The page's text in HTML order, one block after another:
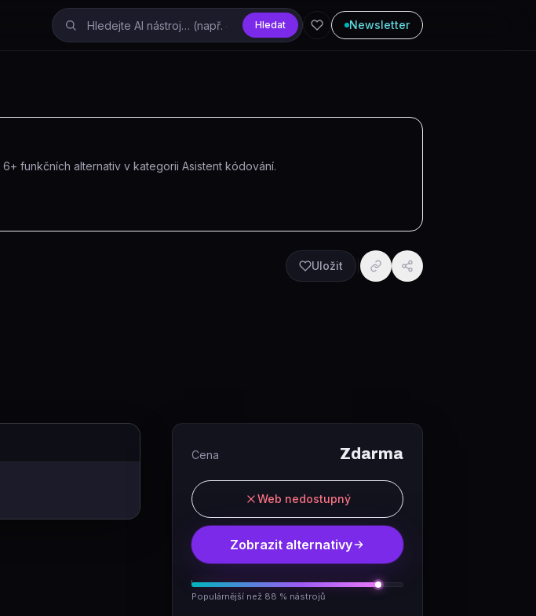
Hledat Newsletter
6+ funkčních alternativ v kategorii Asistent kódování.
Uložit
Cena Zdarma
Web nedostupný
Zobrazit alternativy
Populárnější než 88 % nástrojů